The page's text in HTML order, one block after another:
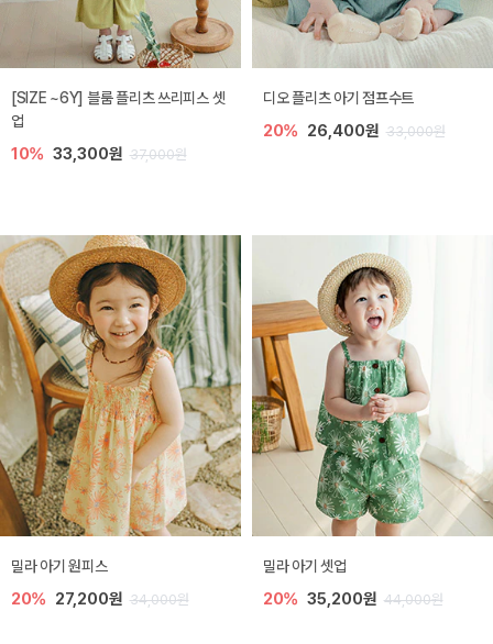
[SIZE ~6Y] 블룸 플리츠 쓰리피스 셋
업
10% 33,300원 37,000원
디오 플리츠 아기 점프수트
20% 26,400원 33,000원
밀라 아기 원피스
20% 27,200원 34,000원
밀라 아기 셋업
20% 35,200원 44,000원